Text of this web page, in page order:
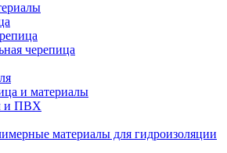
черепица
и материалы
и ПВХ
материалы для гидроизоляции